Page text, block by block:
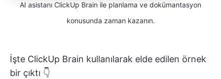
AI asistanı ClickUp Brain ile planlama ve dokümantasyon
konusunda zaman kazanın.
İşte ClickUp Brain kullanılarak elde edilen örnek
bir çıktı 👇